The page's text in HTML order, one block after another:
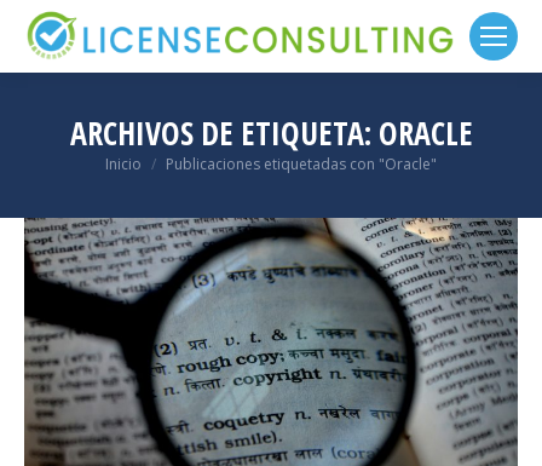
ARCHIVOS DE ETIQUETA: ORACLE
Estás aquí:
Inicio Publicaciones etiquetadas con "Oracle"